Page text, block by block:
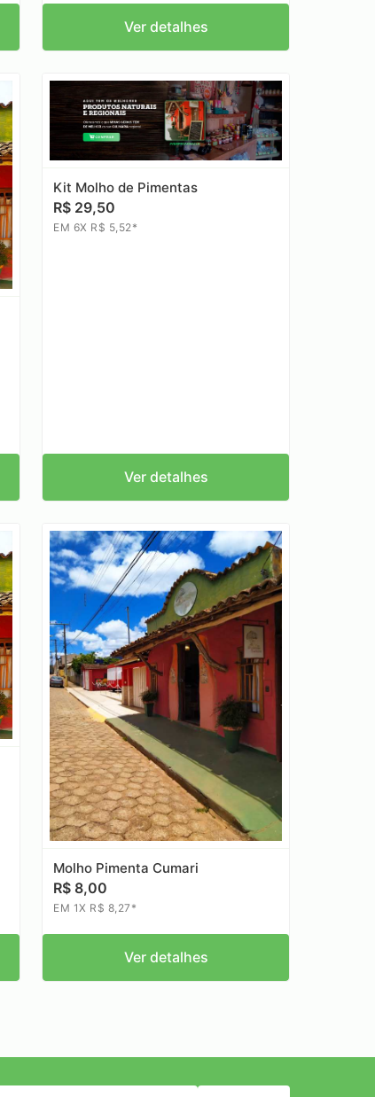
Ver detalhes
Kit Molho de Pimentas
R$ 29,50
EM 6X R$ 5,52*
Ver detalhes
Molho Pimenta Cumari
R$ 8,00
EM 1X R$ 8,27*
Ver detalhes